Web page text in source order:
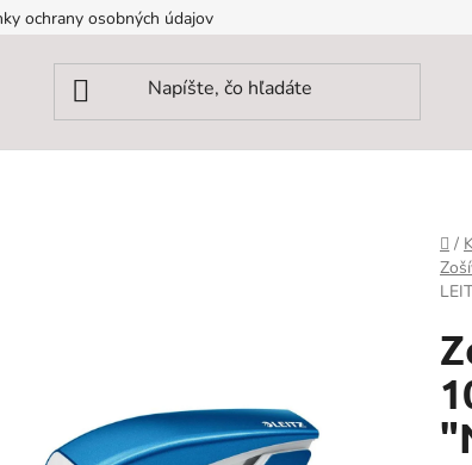
ochrany osobných údajov
/